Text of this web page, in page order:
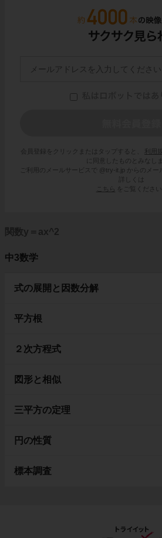
会員登録をクリックまたはタップすると、
利用
に同意したものとみなし
ご利用のメールサービスで @try-it.jp からのメー
詳しくは
こちら
をご覧ください
関数y＝ax^2
中3数学
式の展開と因数分解
平方根
２次方程式
図形と相似
三平方の定理
円の性質
標本調査